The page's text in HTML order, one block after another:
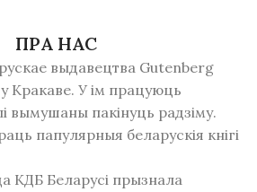
ПРА НАС
выдавецтва Gutenberg
Кракаве. У ім працуюць
вымушаны пакінуць радзiму.
папулярныя беларускія кнігі
КДБ Беларусі прызнала